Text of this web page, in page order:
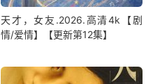
天才，女友.2026.高清4k【剧
情/爱情】【更新第12集】